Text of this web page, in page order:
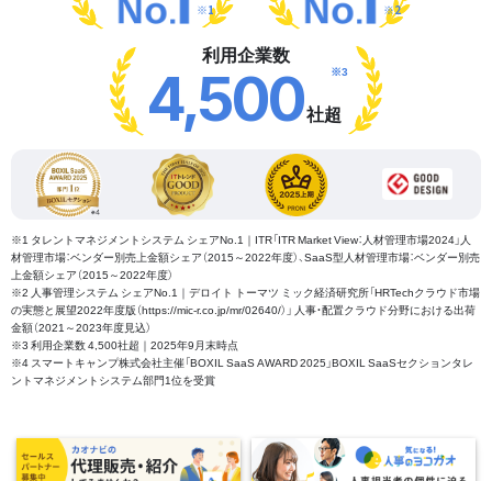
※1 ※2
利用企業数
4,500社超
※3
※1 タレントマネジメントシステム シェアNo.1｜ITR「ITR Market View：人材管理市場2024」人
材管理市場：ベンダー別売上金額シェア（2015～2022年度）、SaaS型人材管理市場：ベンダー別売
上金額シェア（2015～2022年度）
※2 人事管理システム シェアNo.1｜デロイト トーマツ ミック経済研究所「HRTechクラウド市場
の実態と展望2022年度版（https://mic-r.co.jp/mr/02640/）」 人事・配置クラウド分野における出荷
金額（2021～2023年度見込）
※3 利用企業数 4,500社超｜2025年9月末時点
※4 スマートキャンプ株式会社主催「BOXIL SaaS AWARD 2025」BOXIL SaaSセクションタレ
ントマネジメントシステム部門1位を受賞